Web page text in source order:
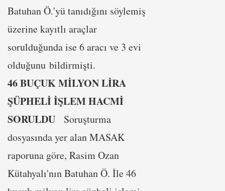
Batuhan Ö.'yü tanıdığını söylemiş
üzerine kayıtlı araçlar
sorulduğunda ise 6 aracı ve 3 evi
olduğunu bildirmişti.
46 BUÇUK MİLYON LİRA
ŞÜPHELİ İŞLEM HACMİ
SORULDU Soruşturma
dosyasında yer alan MASAK
raporuna göre, Rasim Ozan
Kütahyalı'nın Batuhan Ö. İle 46